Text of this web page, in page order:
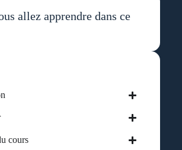
allez apprendre dans ce
cours